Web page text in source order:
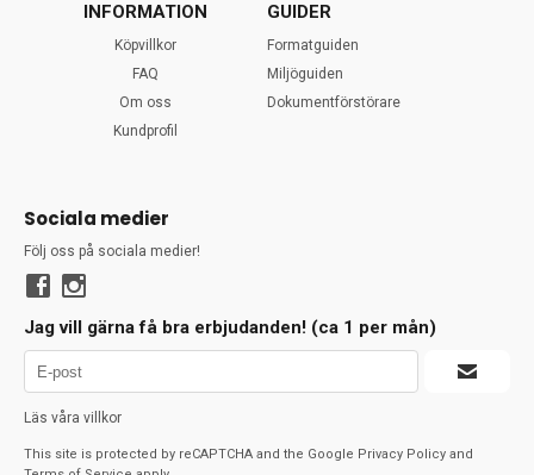
INFORMATION
Köpvillkor
FAQ
Om oss
Kundprofil
GUIDER
Formatguiden
Miljöguiden
Dokumentförstörare
Sociala medier
Följ oss på sociala medier!
Jag vill gärna få bra erbjudanden! (ca 1 per mån)
Läs våra villkor
This site is protected by reCAPTCHA and the Google Privacy Policy and